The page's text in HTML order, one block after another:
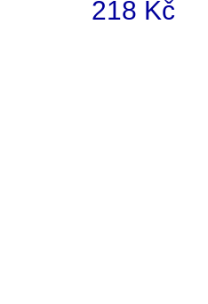
218 Kč